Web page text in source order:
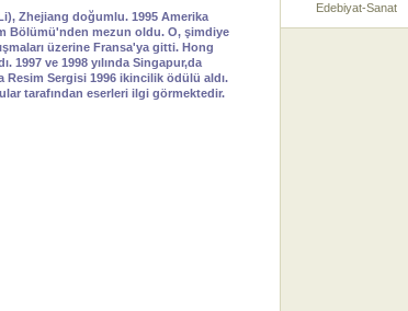
Zhejiang doğumlu. 1995 Amerika
Bölümü'nden mezun oldu. O, şimdiye
üzerine Fransa'ya gitti. Hong
1997 ve 1998 yılında Singapur,da
Resim Sergisi 1996 ikincilik ödülü aldı.
tarafından eserleri ilgi görmektedir.
Edebiyat-Sanat